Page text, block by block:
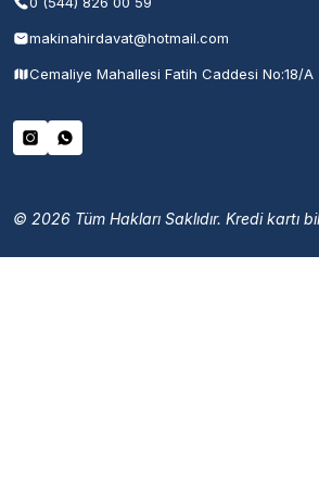
makinahirdavat@hotmail.com
Cemaliye Mahallesi Fatih Caddesi No:18/A
© 2026 Tüm Hakları Saklıdır. Kredi kartı